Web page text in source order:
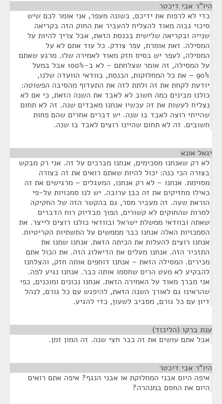
היו"ר אבי דיכטר
כדי לא לרפות את ידיכם, בשונה מעפר, אני אומר לכם שיש
סיכוי גבוה מאוד להצליח להעביר את החוק הזה בקריאה
שנייה ובקריאה שלישית בכנסת הזאת, אבל צריך להיות על
המסילה. זאת אומרת, עפר צודק. כל עוד אתם לא על
המסילה, לעפר יש בסיס חזק מאוד לאמירה שלו. מרגע שאתם
על המסילה, זה אומר שצלחתם – לא ב-100% אבל במעל
90% – את כל המחלוקות, הכנסת, בוודאי הוועדה שלנו,
יודעת לקחת את זה ולתת לזה את התעדוף מהסיבה הפשוטה:
כולנו מבינים כמה חשוב לא לאבד את השנה הזאת, כי אם לא
נצליח לעשות את זה עכשיו אנחנו מאבדים שנה. זה לא תחום
שהייתי רוצה לאבד בו שנה. יש דברים אחרים שהם פחות
חשובים. זה לא תחום שהיינו רוצים לאבד בו שנה.
יגאל אונא
לא רק שאנחנו מסכימים, אנחנו מברכים על זה. אני רק מבקש
בצורה הכי כנה: יכול להיות שאתם רואים את זה בצורה
מסוימת. אנחנו – לא רק אנחנו, המעגלים – מרגישים את זה
כאילו מחזיקים את זה כבן ערובה. יש לנו סמכויות על-פי
הוראת שעה. זה מעביר מסר, גם בהקשר הזה של החקיקה
למרות שהחוקים לא קשורים, הפוך מבדיוק רוח הדברים
שאתה ובוודאי ממשלת ישראל ובוודאי כולנו רוצים לייצר. את
הסמכויות האלה אנחנו כבר מממשים על התשתיות הקריטיות.
אנחנו רוצים להעלות את הכיתה הזאת. אנחנו שמנו את
התזכיר הזה. אנחנו מעלים את הדיאלוג הזה. את הכול אתם
מכירים. המסילה הזאת – אנחנו דוחפים אותה חזק, והצלחנו
להבקיע לא מעט הרים שחסמו אותה כבר. אנחנו נגיע לפה.
אני מברך מאוד על האמירה הזאת. אנחנו נכונים ומוכנים, כפי
שהראינו גם לאורך השנה הזאת, להיפגש עם כל גורם, לנהל
דיון עם כל גורם, מסביב לשעון, כדי להגיע.
ענת ברקו (הליכוד)
אבל אתם עושים את זה כבר חצי שנה. זה המון זמן.
היו"ר אבי דיכטר
איפה היום אבני המחלוקת או אבני הנגף? איפה אתם רואים
היום את החסם במנהרה?